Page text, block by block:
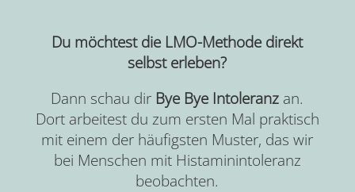
Du möchtest die LMO-Methode direkt
selbst erleben?
Dann schau dir Bye Bye Intoleranz an.
Dort arbeitest du zum ersten Mal praktisch
mit einem der häufigsten Muster, das wir
bei Menschen mit Histaminintoleranz
beobachten.